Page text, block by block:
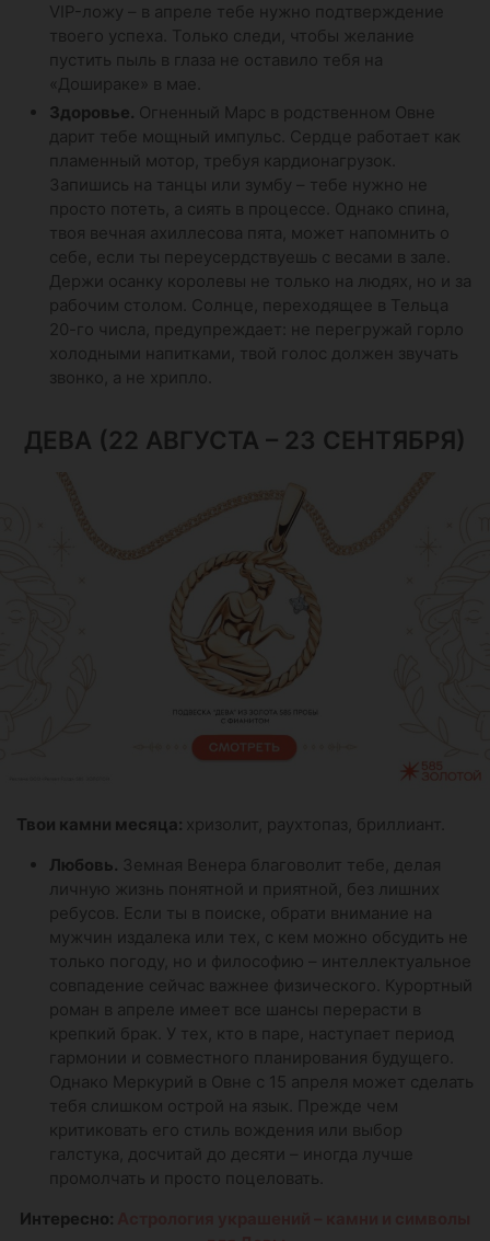
VIP-ложу – в апреле тебе нужно подтверждение
твоего успеха. Только следи, чтобы желание
пустить пыль в глаза не оставило тебя на
«Дошираке» в мае.
Здоровье. Огненный Марс в родственном Овне
дарит тебе мощный импульс. Сердце работает как
пламенный мотор, требуя кардионагрузок.
Запишись на танцы или зумбу – тебе нужно не
просто потеть, а сиять в процессе. Однако спина,
твоя вечная ахиллесова пята, может напомнить о
себе, если ты переусердствуешь с весами в зале.
Держи осанку королевы не только на людях, но и за
рабочим столом. Солнце, переходящее в Тельца
20-го числа, предупреждает: не перегружай горло
холодными напитками, твой голос должен звучать
звонко, а не хрипло.
ДЕВА (22 АВГУСТА – 23 СЕНТЯБРЯ)
Твои камни месяца: хризолит, раухтопаз, бриллиант.
Любовь. Земная Венера благоволит тебе, делая
личную жизнь понятной и приятной, без лишних
ребусов. Если ты в поиске, обрати внимание на
мужчин издалека или тех, с кем можно обсудить не
только погоду, но и философию – интеллектуальное
совпадение сейчас важнее физического. Курортный
роман в апреле имеет все шансы перерасти в
крепкий брак. У тех, кто в паре, наступает период
гармонии и совместного планирования будущего.
Однако Меркурий в Овне с 15 апреля может сделать
тебя слишком острой на язык. Прежде чем
критиковать его стиль вождения или выбор
галстука, досчитай до десяти – иногда лучше
промолчать и просто поцеловать.
Интересно: